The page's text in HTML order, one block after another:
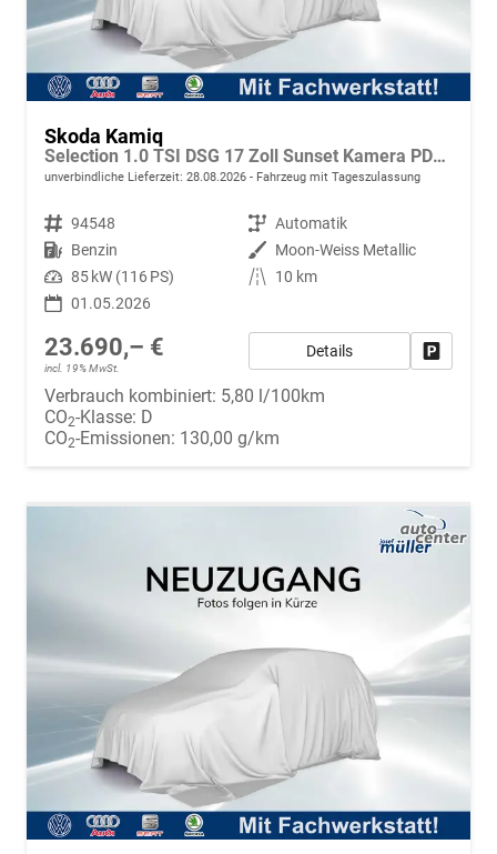
Skoda Kamiq
Selection 1.0 TSI DSG 17 Zoll Sunset Kamera PDC v+h
unverbindliche Lieferzeit: 28.08.2026 Fahrzeug mit Tageszulassung
Fahrzeugnr. 94548 Getriebe Automatik
Kraftstoff Benzin Außenfarbe Moon-Weiss Metallic
Leistung 85 kW (116 PS) Kilometerstand
10 km
01.05.2026
23.690,– €
incl. 19% MwSt.
Details
Verbrauch kombiniert: 5,80 l/100km
CO2-Klasse: D
CO2-Emissionen: 130,00 g/km